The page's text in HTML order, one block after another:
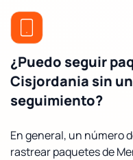
¿Puedo seguir
Cisjordania sin
seguimiento?
En general, un número
rastrear paquetes de